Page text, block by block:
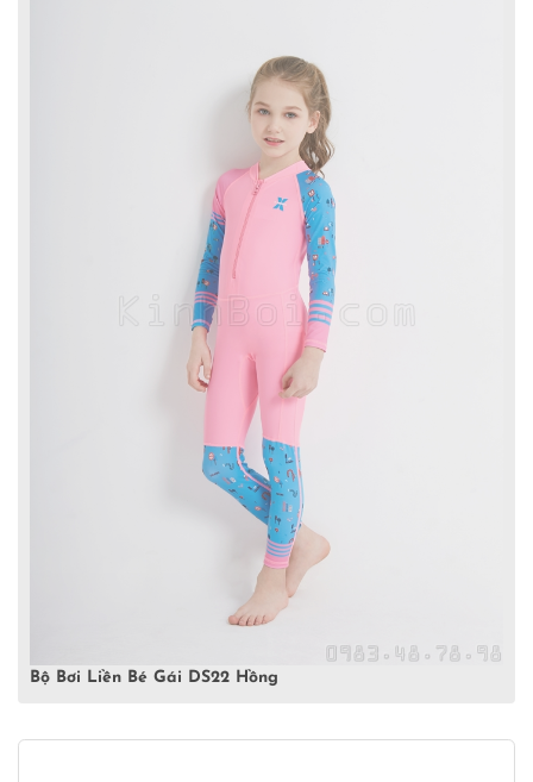
Bộ Bơi Liền Bé Gái DS22 Hồng